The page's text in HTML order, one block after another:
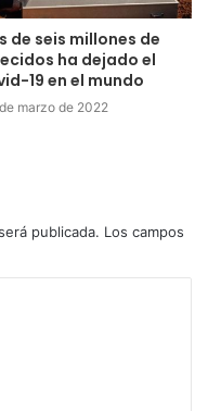
de seis millones de
ha dejado el
19 en el mundo
marzo de 2022
publicada. Los campos